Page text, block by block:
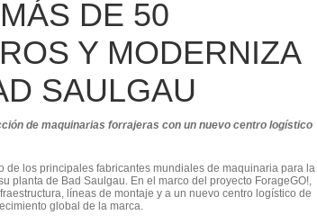
DE 50
Y MODERNIZA
SAULGAU
de maquinarias forrajeras con un nuevo centro logístico
los principales fabricantes mundiales de maquinaria para la
planta de Bad Saulgau. En el marco del proyecto ForageGO!,
líneas de montaje y a un nuevo centro logístico de
global de la marca.